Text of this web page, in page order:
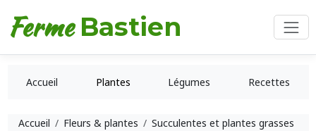
Ferme Bastien
Accueil Plantes Légumes Recettes
Accueil Fleurs & plantes
Succulentes et plantes grasses